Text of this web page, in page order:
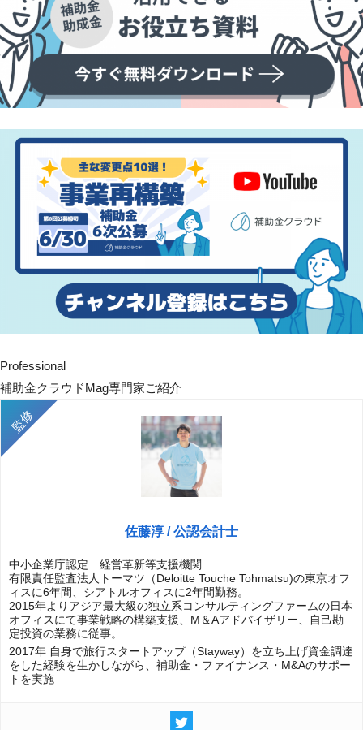
Professional
補助金クラウドMag専門家ご紹介
佐藤淳 / 公認会計士
中小企業庁認定 経営革新等支援機関
有限責任監査法人トーマツ（Deloitte Touche Tohmatsu)の東京オフ
ィスに6年間、シアトルオフィスに2年間勤務。
2015年よりアジア最大級の独立系コンサルティングファームの日本
オフィスにて事業戦略の構築支援、M＆Aアドバイザリー、自己勘
定投資の業務に従事。
2017年 自身で旅行スタートアップ（Stayway）を立ち上げ資金調達
をした経験を生かしながら、補助金・ファイナンス・M&Aのサポー
トを実施